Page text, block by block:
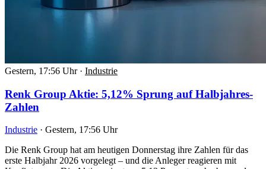
Gestern, 17:56 Uhr · Industrie
Renk Group Aktie: 5,12% Sprung auf Halbjahres-
Zahlen
Industrie · Gestern, 17:56 Uhr
Die Renk Group hat am heutigen Donnerstag ihre Zahlen für das
erste Halbjahr 2026 vorgelegt – und die Anleger reagieren mit